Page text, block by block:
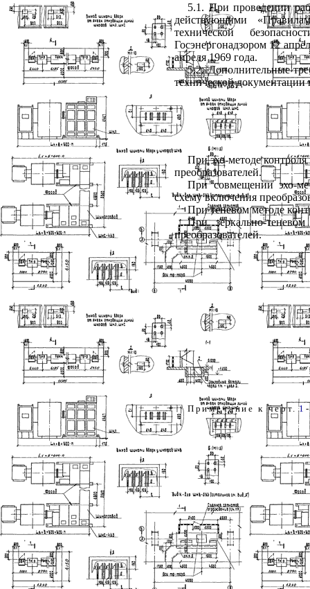
5.1. При проведении
действующими
технической
Госэнергонадзором 12
апреля 1969 года.
5.2. Дополнительные
технической документации
При эхо-методе
преобразователей.
При совмещении эхо-
схему включения
При теневом методе
При зеркально-
преобразователей.
Примечание к черт. 1 -